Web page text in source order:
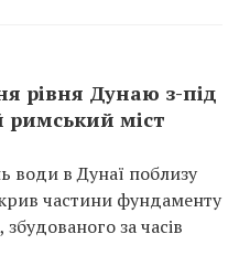
рівня Дунаю з-під
римський міст
води в Дунаї поблизу
частини фундаменту
за часів